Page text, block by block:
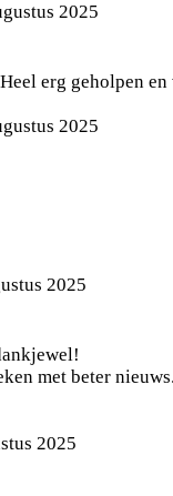
2025
erg geholpen
2025
2025
met beter
2025